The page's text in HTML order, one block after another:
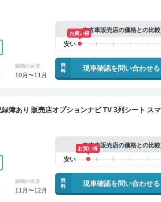
納期の目安
10月〜11月
中古車販売店の価格との比較
お買い得
無
料
現車確認を問い合わせる
納期の目安
11月〜12月
中古車販売店の価格との比較
お買い得
無
料
現車確認を問い合わせる